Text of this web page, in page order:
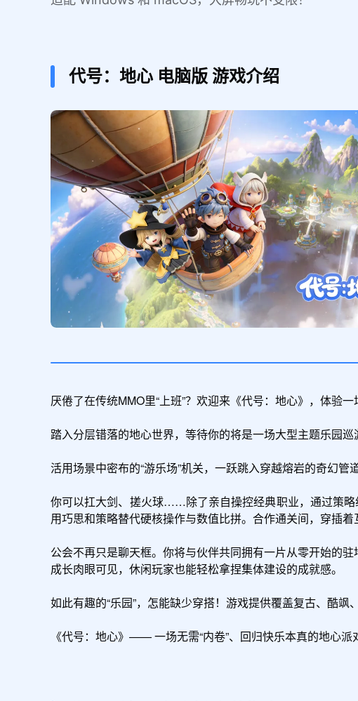
代号：地心 电脑版 游戏介绍
厌倦了在传统MMO里“上班”？欢迎来《代号：地心》，体验一
踏入分层错落的地心世界，等待你的将是一场大型主题乐园
活用场景中密布的“游乐场”机关，一跃跳入穿越熔岩的奇幻
你可以扛大剑、搓火球……除了亲自操控经典职业，通过策略
用巧思和策略替代硬核操作与数值比拼。合作通关间，穿插着
公会不再只是聊天框。你将与伙伴共同拥有一片从零开始的
成长肉眼可见，休闲玩家也能轻松拿捏集体建设的成就感。
如此有趣的“乐园”，怎能缺少穿搭！游戏提供覆盖复古、酷
《代号：地心》—— 一场无需“内卷”、回归快乐本真的地心派